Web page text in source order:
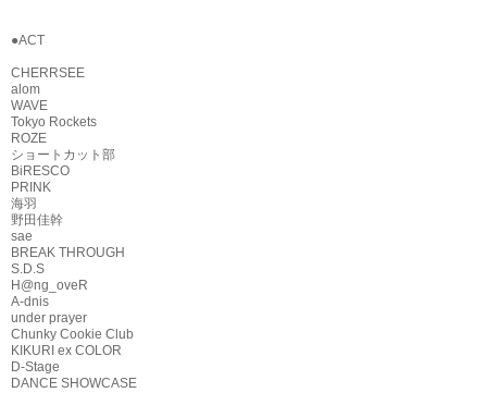
●ACT
CHERRSEE
alom
WAVE
Tokyo Rockets
ROZE
ショートカット部
BiRESCO
PRINK
海羽
野田佳幹
sae
BREAK THROUGH
S.D.S
H@ng_oveR
A-dnis
under prayer
Chunky Cookie Club
KIKURI ex COLOR
D-Stage
DANCE SHOWCASE